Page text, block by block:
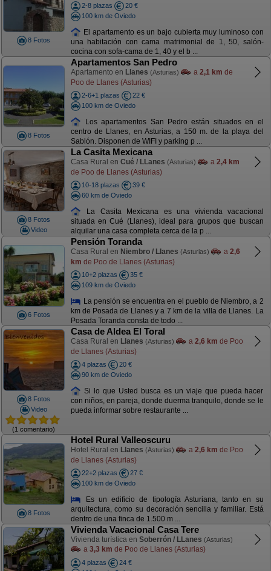
8 Fotos
2-8 plazas
20 €
100 km de Oviedo
El apartamento es un bajo cubierta muy luminoso con
una habitación con cama matrimonial de 1, 50, salón-
cocina con sofa-cama de 1, 40 y el b ...
8 Fotos
Apartamentos San Pedro
Apartamento en Llanes (Asturias) a 2,1 km de
Poo de Llanes (Asturias)
2-6+1 plazas
22 €
100 km de Oviedo
Los apartamentos San Pedro están situados en el
centro de Llanes, en Asturias, a 150 m. de la playa del
Sablón. Disponen de WIFI y parking p ...
8 Fotos
Video
La Casita Mexicana
Casa Rural en Cué / LLanes (Asturias) a 2,4 km
de Poo de Llanes (Asturias)
10-18 plazas
39 €
60 km de Oviedo
La Casita Mexicana es una vivienda vacacional
situada en Cué (Llanes), ideal para grupos que buscan
alquilar una casa completa cerca de la p ...
6 Fotos
Pensión Toranda
Casa Rural en Niembro / Llanes (Asturias) a 2,6
km de Poo de Llanes (Asturias)
10+2 plazas
35 €
109 km de Oviedo
La pensión se encuentra en el pueblo de Niembro, a 2
km de Posada de Llanes y a 7 km de la villa de Llanes. La
Posada Toranda consta de todo ...
8 Fotos
Video
(1 comentario)
Casa de Aldea El Toral
Casa Rural en Llanes (Asturias) a 2,6 km de Poo
de Llanes (Asturias)
4 plazas
20 €
90 km de Oviedo
Si lo que Usted busca es un viaje que pueda hacer
con niños, en pareja, donde duerma tranquilo, donde se le
pueda informar sobre restaurante ...
8 Fotos
Hotel Rural Valleoscuru
Hotel Rural en Llanes (Asturias) a 2,6 km de Poo
de Llanes (Asturias)
22+2 plazas
27 €
100 km de Oviedo
Es un edificio de tipología Asturiana, tanto en su
arquitectura, como su decoración sencilla y familiar. Está
dentro de una finca de 1.500 m ...
Vivienda Vacacional Casa Tere
Vivienda turística en Soberrón / LLanes (Asturias)
a 3,3 km de Poo de Llanes (Asturias)
4 plazas
24 €